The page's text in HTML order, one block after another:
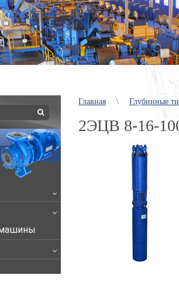
Главная \ Глубинные
2ЭЦВ 8-16-